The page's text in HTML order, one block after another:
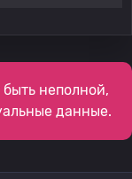
неполной,
данные.